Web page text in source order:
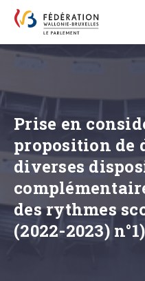
Prise en
proposition de
diverses
des rythmes
(2022-2023) n°1)